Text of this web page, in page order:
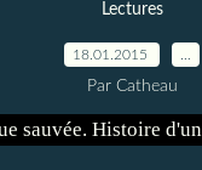
Lectures
18.01.2015
Par Catheau